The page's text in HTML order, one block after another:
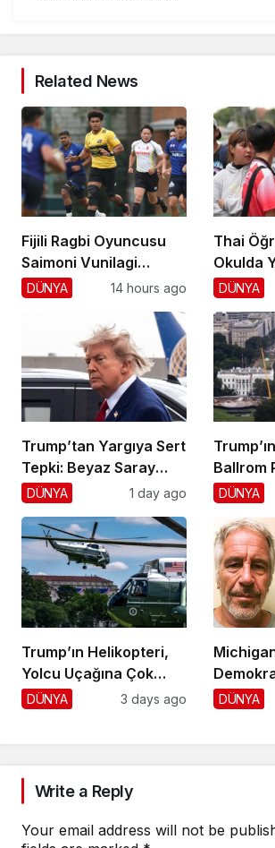
Related News
Fijili Ragbi Oyuncusu
Saimoni Vunilagi
Hayatını Kaybetti
DÜNYA 14 hours ago
Thai
Okulda
Vurdu!
DÜNYA
Trump’tan Yargıya Sert
Tepki: Beyaz Saray
Krizi!
DÜNYA 1 day ago
Ballrom
Durdurma
DÜNYA
Trump’ın Helikopteri,
Yolcu Uçağına Çok
Yaklaştı!
DÜNYA 3 days ago DÜNYA
Write a Reply
Your email address will not be